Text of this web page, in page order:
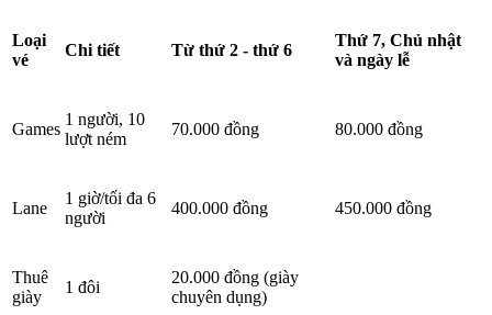
Loại
vé
Chi tiết Từ thứ 2 - thứ 6
Thứ 7, Chủ nhật
và ngày lễ
Games
1 người, 10
lượt ném
70.000 đồng 80.000 đồng
Lane
1 giờ/tối đa 6
người
400.000 đồng 450.000 đồng
Thuê
giày
1 đôi
20.000 đồng (giày
chuyên dụng)